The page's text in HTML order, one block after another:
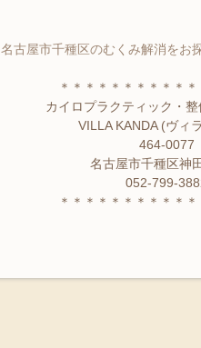
名古屋市千種区のむくみ解消を
＊＊＊＊＊＊＊＊＊＊
カイロプラクティック・
VILLA KANDA (ヴィ
464-0077
名古屋市千種区神
052-799-
＊＊＊＊＊＊＊＊＊＊